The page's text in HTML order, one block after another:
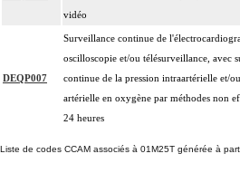
vidéo
DEQP007
Surveillance continue de
oscilloscopie et/ou télésurveillance, avec
continue de la pression intraartérielle et/
artérielle en oxygène par méthodes non
24 heures
Liste de codes CCAM associés à 01M25T générée à